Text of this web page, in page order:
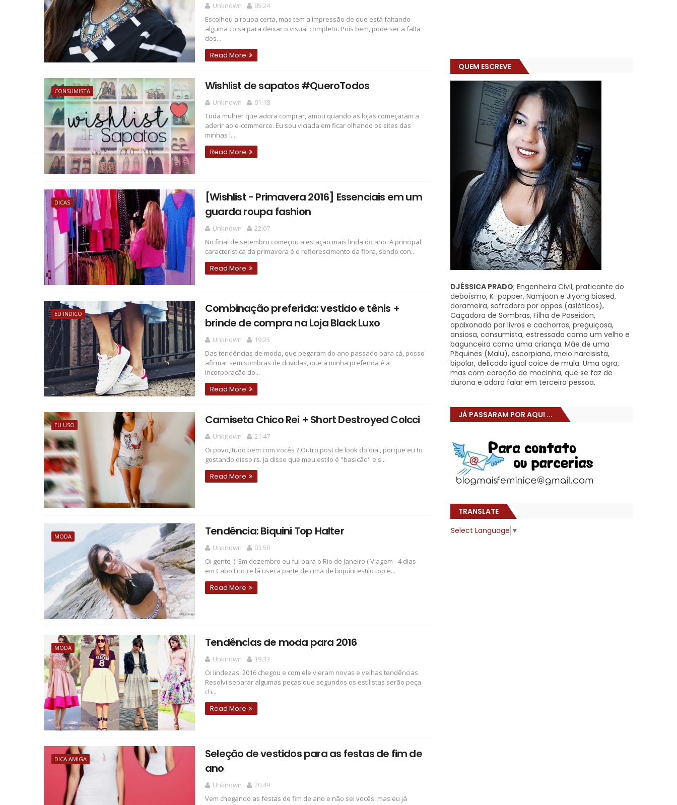
Unknown
05:24
Escolheu a roupa certa, mas tem a impressão de que está faltando
alguma coisa para deixar o visual completo. Pois bem, pode ser a falta
dos...
Read More
CONSUMISTA Wishlist de sapatos #QueroTodos
Unknown
01:18
Toda mulher que adora comprar, amou quando as lojas começaram a
aderir ao e-commerce. Eu sou viciada em ficar olhando os sites das
minhas l...
Read More
DICAS
[Wishlist - Primavera 2016] Essenciais em um
guarda roupa fashion
Unknown
22:07
No final de setembro começou a estação mais linda do ano. A principal
característica da primavera é o reflorescimento da flora, sendo con...
Read More
EU INDICO
Combinação preferida: vestido e tênis +
brinde de compra na Loja Black Luxo
Unknown
19:25
Das tendências de moda, que pegaram do ano passado para cá, posso
afirmar sem sombras de duvidas, que a minha preferida é a
incorporação do...
Read More
EU USO Camiseta Chico Rei + Short Destroyed Colcci
Unknown
21:47
Oi povo, tudo bem com vocês ? Outro post de look do dia , porque eu to
gostando disso rs. Ja disse que meu estilo é "basicão" e s...
Read More
MODA Tendência: Biquini Top Halter
Unknown
03:50
Oi gente :) Em dezembro eu fui para o Rio de Janeiro ( Viagem - 4 dias
em Cabo Frio ) e lá usei a parte de cima de biquíni estilo top e...
Read More
MODA Tendências de moda para 2016
Unknown
19:33
Oi lindezas, 2016 chegou e com ele vieram novas e velhas tendências.
Resolvi separar algumas peças que segundos os estilistas serão peça
ch...
Read More
DICA AMIGA
Seleção de vestidos para as festas de fim de
ano
Unknown
20:49
Vem chegando as festas de fim de ano e não sei vocês, mas eu já
QUEM ESCREVE
DJÉSSICA PRADO; Engenheira Civil, praticante do
deboísmo, K-popper, Namjoon e Jiyong biased,
dorameira, sofredora por oppas (asiáticos),
Caçadora de Sombras, Filha de Poseidon,
apaixonada por livros e cachorros, preguiçosa,
ansiosa, consumista, estressada como um velho e
bagunceira como uma criança. Mãe de uma
Pêquines (Malu), escorpiana, meio narcisista,
bipolar, delicada igual coice de mula. Uma ogra,
mas com coração de mocinha, que se faz de
durona e adora falar em terceira pessoa.
JÁ PASSARAM POR AQUI ...
TRANSLATE
Select Language ▼